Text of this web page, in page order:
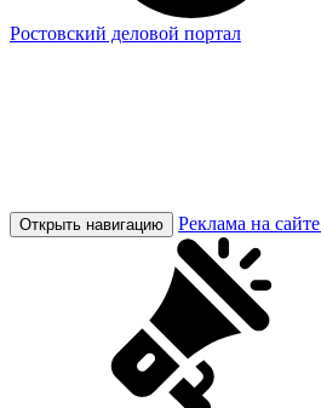
Ростовский деловой портал
Открыть навигацию Реклама на сайте